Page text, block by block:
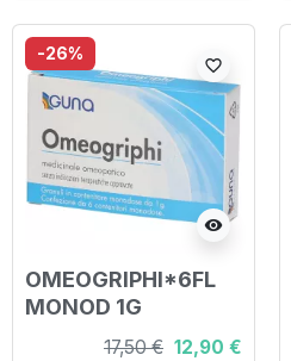
-26%
visibility
favorite_border
OMEOGRIPHI*6FL
MONOD 1G
17,50 € 12,90 €